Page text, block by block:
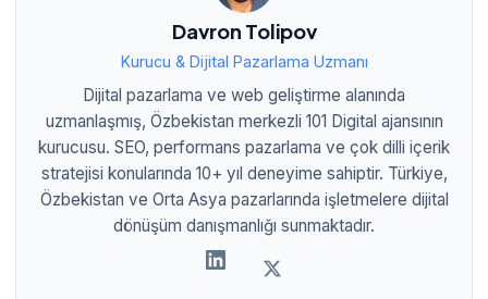
Davron Tolipov
Kurucu & Dijital Pazarlama Uzmanı
Dijital pazarlama ve web geliştirme alanında
uzmanlaşmış, Özbekistan merkezli 101 Digital ajansının
kurucusu. SEO, performans pazarlama ve çok dilli içerik
stratejisi konularında 10+ yıl deneyime sahiptir. Türkiye,
Özbekistan ve Orta Asya pazarlarında işletmelere dijital
dönüşüm danışmanlığı sunmaktadır.